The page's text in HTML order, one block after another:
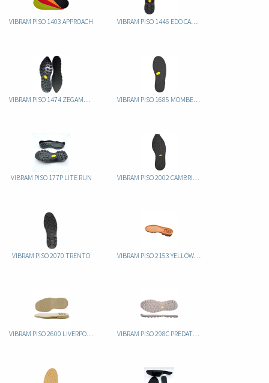
VIBRAM PISO 1403 APPROACH VIBRAM PISO 1446 EDO CAUCHO
VIBRAM PISO 1474 ZEGAMA CAUCHO VIBRAM PISO 1685 MOMBELLO CAUCHO
VIBRAM PISO 177P LITE RUN VIBRAM PISO 2002 CAMBRIDGE CAUCHO
VIBRAM PISO 2070 TRENTO VIBRAM PISO 2153 YELLOW BOOT
VIBRAM PISO 2600 LIVERPOOL VIBRAM PISO 298C PREDATOR 2 CAUCHO